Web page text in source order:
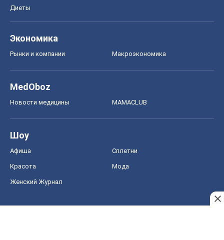
Диеты
Экономика
Рынки и компании Mакроэкономика
MedOboz
Новости медицины MAMACLUB
Шоу
Афиша Сплетни
Красота Мода
Женский Журнал